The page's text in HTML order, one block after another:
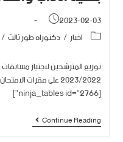
2023-02-03
اخبار/دكتوراه طور ثالث/
توزيع المترشحين لاجتياز
2023/2022 على مقرات
[ninja_tables id="2766"]
Continue Reading